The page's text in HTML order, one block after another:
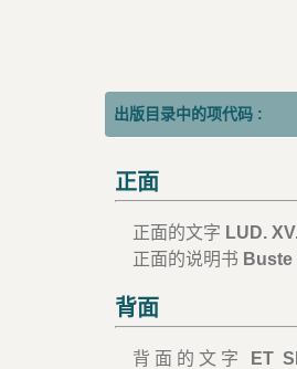
出版目录中的项代码 :
正面
正面的文字 LUD.
正面的说明书 Buste
背面
背面的文字
ET